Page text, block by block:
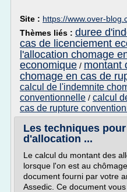
Site : https://www.over-
Thèmes liés : duree
cas de licenciement
l'allocation chomage
economique / montant
chomage en cas de
calcul de l'indemnite
conventionnelle / calcul
cas de rupture
Les techniques
d'allocation ...
Le calcul du montant des
lorsque l'on est au
document fourni par votre
Assedic. Ce document